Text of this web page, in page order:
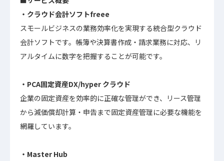
・クラウド会計ソフトfreee
スモールビジネスの業務効率化を実現する統合型クラウド
会計ソフトです。帳簿や決算書作成・請求業務に対応、リ
アルタイムに数字を把握することが可能です。
・PCA固定資産DX/hyper クラウド
企業の固定資産を効率的に正確な管理ができ、リース管理
から減価償却計算・申告まで固定資産管理に必要な機能を
網羅しています。
・Master Hub